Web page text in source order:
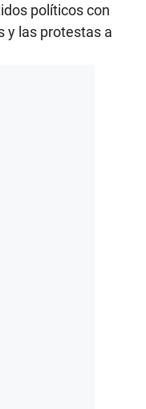
políticos con
y las protestas a